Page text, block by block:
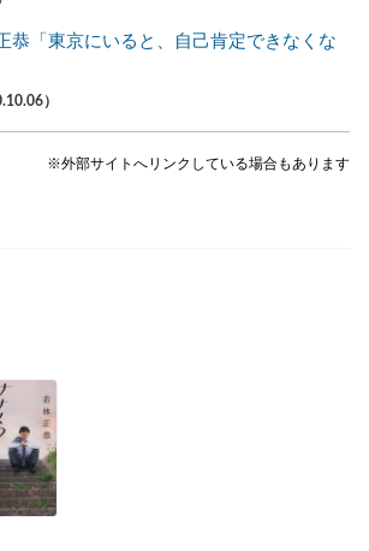
恭「東京にいると、自己肯定できなくな
）
※外部サイトへリンクしている場合もあります